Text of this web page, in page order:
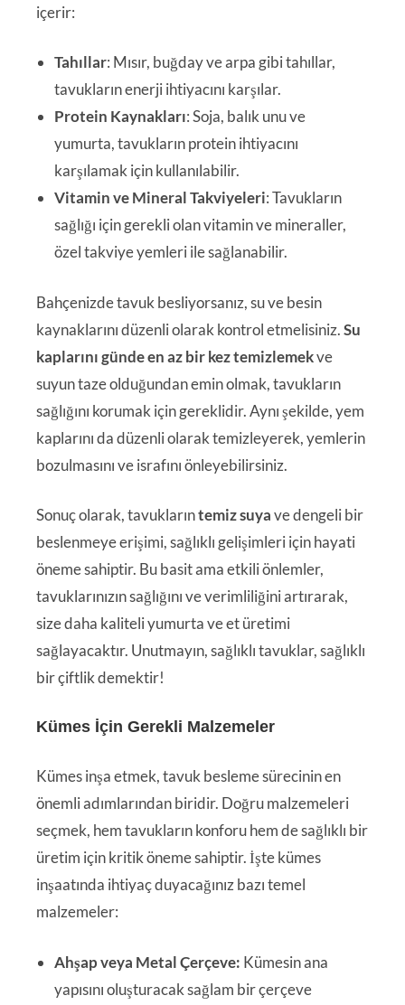
içerir:
Tahıllar: Mısır, buğday ve arpa gibi tahıllar,
tavukların enerji ihtiyacını karşılar.
Protein Kaynakları: Soja, balık unu ve
yumurta, tavukların protein ihtiyacını
karşılamak için kullanılabilir.
Vitamin ve Mineral Takviyeleri: Tavukların
sağlığı için gerekli olan vitamin ve mineraller,
özel takviye yemleri ile sağlanabilir.
Bahçenizde tavuk besliyorsanız, su ve besin
kaynaklarını düzenli olarak kontrol etmelisiniz.Su
kaplarını günde en az bir kez temizlemekve
suyun taze olduğundan emin olmak, tavukların
sağlığını korumak için gereklidir. Aynı şekilde, yem
kaplarını da düzenli olarak temizleyerek, yemlerin
bozulmasını ve israfını önleyebilirsiniz.
Sonuç olarak, tavuklarıntemiz suyave dengeli bir
beslenmeye erişimi, sağlıklı gelişimleri için hayati
öneme sahiptir. Bu basit ama etkili önlemler,
tavuklarınızın sağlığını ve verimliliğini artırarak,
size daha kaliteli yumurta ve et üretimi
sağlayacaktır. Unutmayın, sağlıklı tavuklar, sağlıklı
bir çiftlik demektir!
Kümes İçin Gerekli Malzemeler
Kümes inşa etmek, tavuk besleme sürecinin en
önemli adımlarından biridir. Doğru malzemeleri
seçmek, hem tavukların konforu hem de sağlıklı bir
üretim için kritik öneme sahiptir. İşte kümes
inşaatında ihtiyaç duyacağınız bazı temel
malzemeler:
Ahşap veya Metal Çerçeve: Kümesin ana
yapısını oluşturacak sağlam bir çerçeve